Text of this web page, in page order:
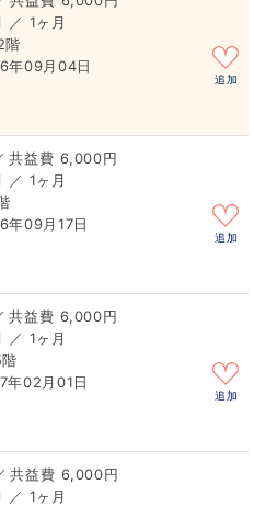
／ 1ヶ月
階
年09月04日
追加
6,000円
／ 1ヶ月
年09月17日
追加
6,000円
／ 1ヶ月
年02月01日
追加
6,000円
／ 1ヶ月